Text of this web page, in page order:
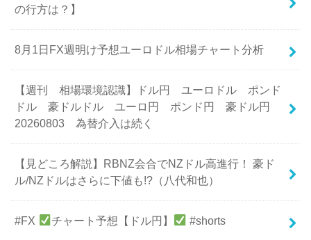
の行方は？】
8月1日FX週明け予想ユーロドル相場チャート分析
【週刊 相場環境認識】ドル円 ユーロドル ポンド
ドル 豪ドルドル ユーロ円 ポンド円 豪ドル円
20260803 為替介入は続く
【見どころ解説】RBNZ会合でNZドル高進行！ 豪ド
ル/NZドルはさらに下値も!?（八代和也）
#FX チャート予想【ドル円】 #shorts